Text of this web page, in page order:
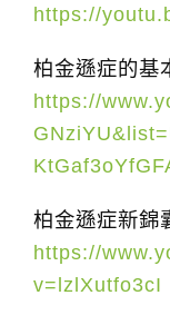
https://
柏金遜症的基
https://
柏金遜症新錦
https://
v=lzlXutfo3cI